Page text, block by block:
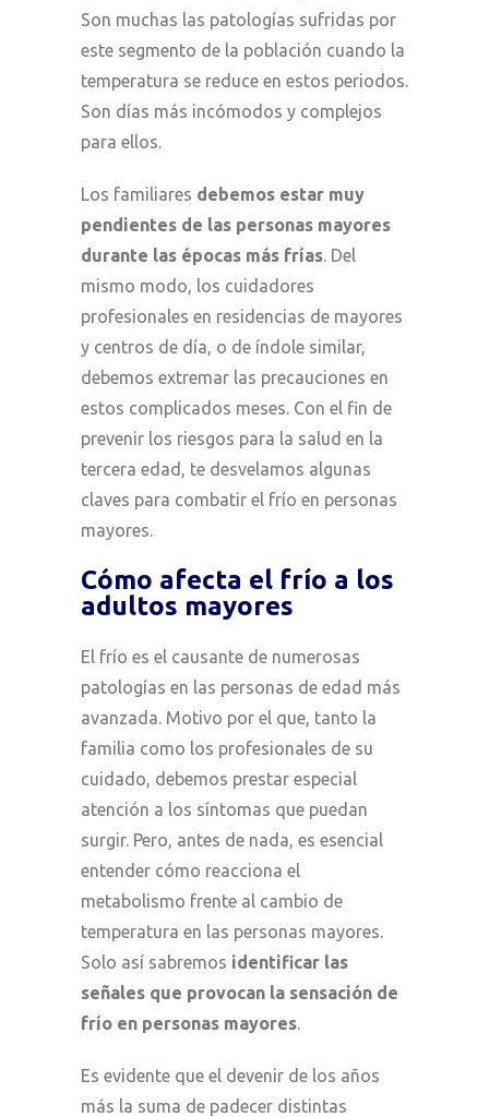
Son muchas las patologías sufridas por
este segmento de la población cuando la
temperatura se reduce en estos periodos.
Son días más incómodos y complejos
para ellos.
Los familiares debemos estar muy
pendientes de las personas mayores
durante las épocas más frías. Del
mismo modo, los cuidadores
profesionales en residencias de mayores
y centros de día, o de índole similar,
debemos extremar las precauciones en
estos complicados meses. Con el fin de
prevenir los riesgos para la salud en la
tercera edad, te desvelamos algunas
claves para combatir el frío en personas
mayores.
Cómo afecta el frío a los
adultos mayores
El frío es el causante de numerosas
patologías en las personas de edad más
avanzada. Motivo por el que, tanto la
familia como los profesionales de su
cuidado, debemos prestar especial
atención a los síntomas que puedan
surgir. Pero, antes de nada, es esencial
entender cómo reacciona el
metabolismo frente al cambio de
temperatura en las personas mayores.
Solo así sabremos identificar las
señales que provocan la sensación de
frío en personas mayores.
Es evidente que el devenir de los años
más la suma de padecer distintas